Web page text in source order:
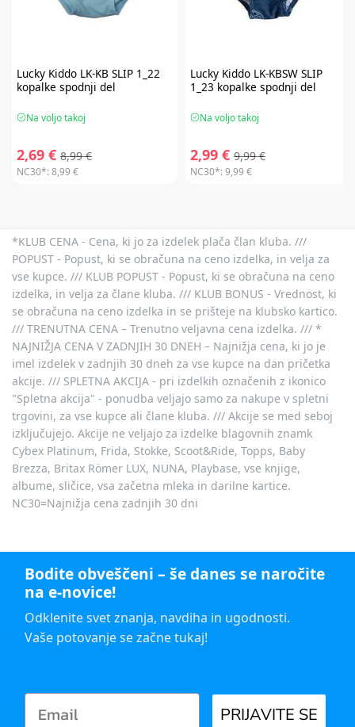
Lucky KiddoLK-KB SLIP 1_22
kopalke spodnji del
Na voljo takoj
2,69 € 8,99 €
NC30*:8,99 €
Lucky KiddoLK-KBSW SLIP
1_23 kopalke spodnji del
Na voljo takoj
2,99 € 9,99 €
NC30*:9,99 €
*KLUB CENA - Cena, ki jo za izdelek plača član kluba. ///
POPUST - Popust, ki se obračuna na ceno izdelka, in velja za
vse kupce. /// KLUB POPUST - Popust, ki se obračuna na ceno
izdelka, in velja za člane kluba. /// KLUB BONUS - Vrednost, ki
se obračuna na ceno izdelka in se prišteje na klubsko kartico.
/// TRENUTNA CENA – Trenutno veljavna cena izdelka. /// *
NAJNIŽJA CENA V ZADNJIH 30 DNEH – Najnižja cena, ki jo je
imel izdelek v zadnjih 30 dneh za vse kupce na dan pričetka
akcije. /// SPLETNA AKCIJA - pri izdelkih označenih z ikonico
"Spletna akcija" - ponudba veljajo samo za nakupe v spletni
trgovini, za vse kupce ali člane kluba. /// Akcije se med seboj
izključujejo. Akcije ne veljajo za izdelke blagovnih znamk
Cybex Platinum, Frida, Stokke, Scoot&Ride, Topps, Baby
Brezza, Britax Römer LUX, NUNA, Playbase, vse knjige,
albume, sličice, vsa začetna mleka in darilne kartice.
NC30=Najnižja cena zadnjih 30 dni
Bodite obveščeni – še danes se naročite
na e-novice!
Odklenite svet znanja, navdiha in ugodnosti.
Vaše potovanje se začne tukaj!
PRIJAVITE SE